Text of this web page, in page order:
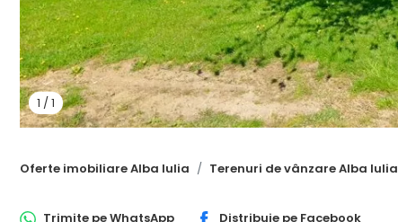
1 / 1
Oferte imobiliare Alba Iulia Terenuri de vânzare Alba Iulia
Trimite peWhatsApp Distribuie pe Facebook